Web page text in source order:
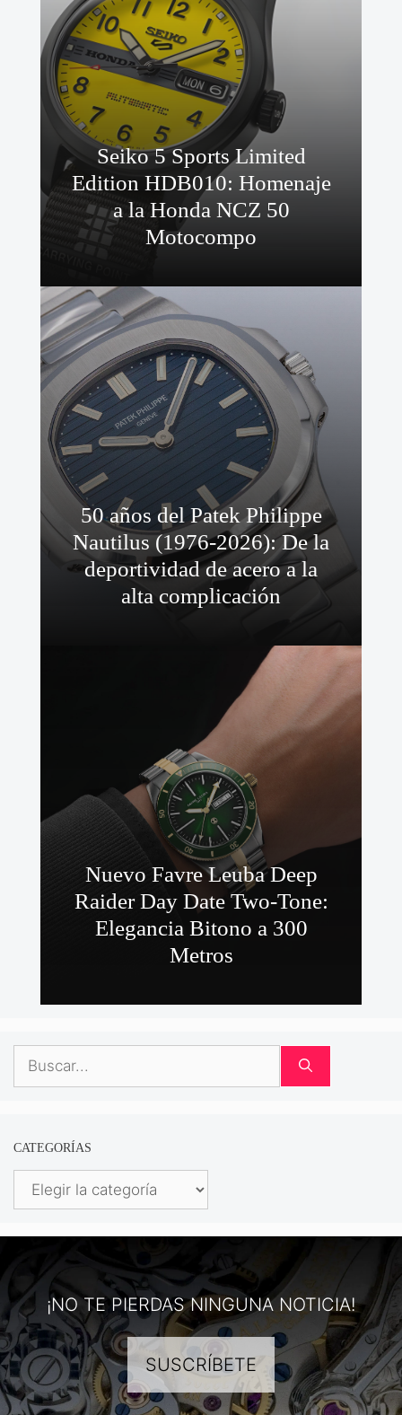
Seiko 5 Sports Limited
Edition HDB010: Homenaje
a la Honda NCZ 50
Motocompo
50 años del Patek Philippe
Nautilus (1976-2026): De la
deportividad de acero a la
alta complicación
Nuevo Favre Leuba Deep
Raider Day Date Two-Tone:
Elegancia Bitono a 300
Metros
Buscar:
CATEGORÍAS
Categorías
¡NO TE PIERDAS NINGUNA NOTICIA!
SUSCRÍBETE